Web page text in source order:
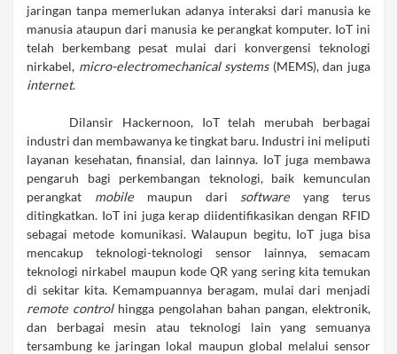
jaringan tanpa memerlukan adanya interaksi dari manusia ke
manusia ataupun dari manusia ke perangkat komputer. IoT ini
telah berkembang pesat mulai dari konvergensi teknologi
nirkabel, micro-electromechanical systems(MEMS), dan juga
internet.
Dilansir Hackernoon, IoT telah merubah berbagai
industri dan membawanya ke tingkat baru. Industri ini meliputi
layanan kesehatan, finansial, dan lainnya. IoT juga membawa
pengaruh bagi perkembangan teknologi, baik kemunculan
perangkat mobilemaupun dari software yang terus
ditingkatkan. IoT ini juga kerap diidentifikasikan dengan RFID
sebagai metode komunikasi. Walaupun begitu, IoT juga bisa
mencakup teknologi-teknologi sensor lainnya, semacam
teknologi nirkabel maupun kode QR yang sering kita temukan
di sekitar kita. Kemampuannya beragam, mulai dari menjadi
remote controlhingga pengolahan bahan pangan, elektronik,
dan berbagai mesin atau teknologi lain yang semuanya
tersambung ke jaringan lokal maupun global melalui sensor